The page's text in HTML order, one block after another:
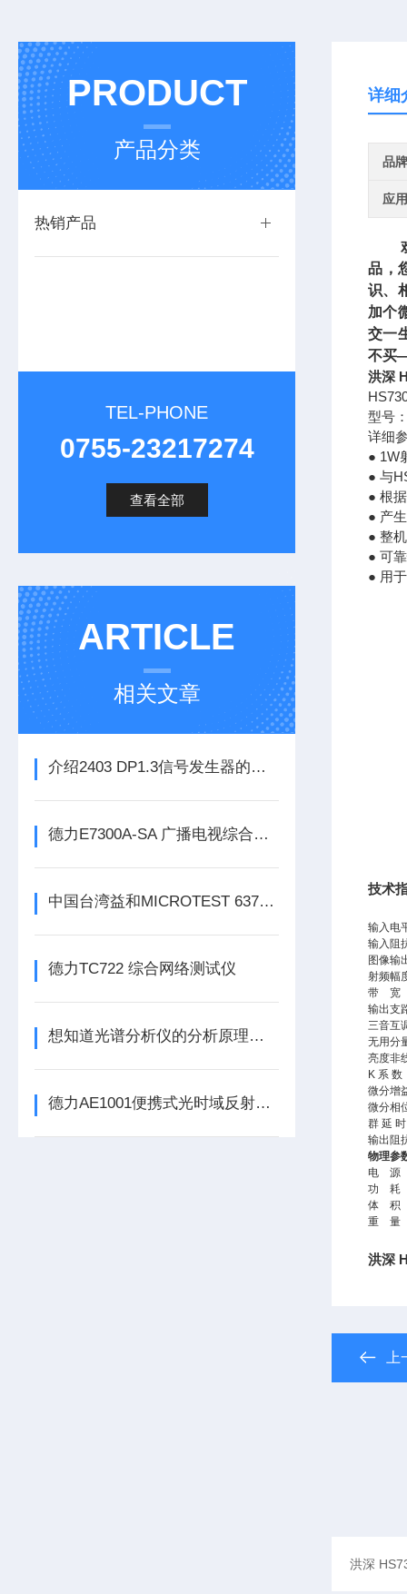
PRODUCT
产品分类
热销产品
TEL-PHONE
0755-23217274
查看全部
ARTICLE
相关文章
介绍2403 DP1.3信号发生器的技术特点
德力E7300A-SA 广播电视综合测试仪（300kHz~3GHz）
中国台湾益和MICROTEST 6374 LCR测试仪
德力TC722 综合网络测试仪
想知道光谱分析仪的分析原理就看看这些吧
德力AE1001便携式光时域反射分析仪（OTDR）
详细
品牌
应
欢
品，
识、
加个
交一
不买
洪深
型号
详细
● 1W
● 与
● 根
● 产
● 整
● 可
● 用
技术
输入电
输入阻
图像输
射频幅
带 宽
输出支
三音互
无用分
亮度非
K 系 数
微分增
微分相
群 延 时
输出阻
物理参
电 源
功 耗
体 积
重 量
洪深